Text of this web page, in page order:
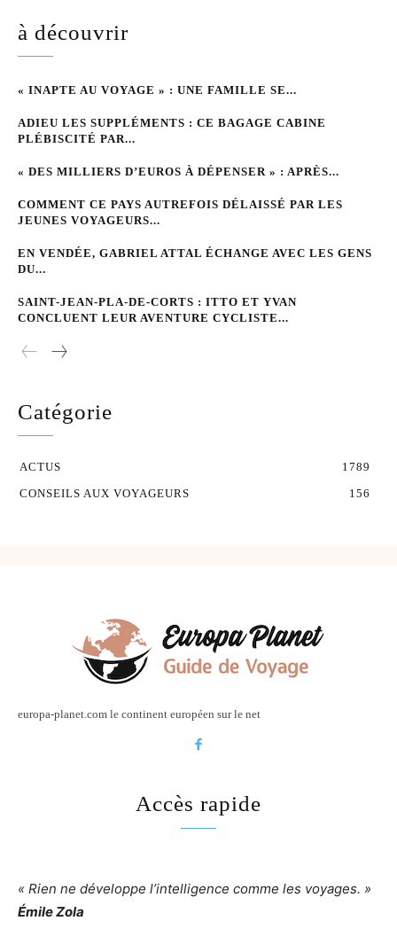
à découvrir
« INAPTE AU VOYAGE » : UNE FAMILLE SE...
ADIEU LES SUPPLÉMENTS : CE BAGAGE CABINE
PLÉBISCITÉ PAR...
« DES MILLIERS D’EUROS À DÉPENSER » : APRÈS...
COMMENT CE PAYS AUTREFOIS DÉLAISSÉ PAR LES
JEUNES VOYAGEURS...
EN VENDÉE, GABRIEL ATTAL ÉCHANGE AVEC LES GENS
DU...
SAINT-JEAN-PLA-DE-CORTS : ITTO ET YVAN
CONCLUENT LEUR AVENTURE CYCLISTE...
Catégorie
ACTUS
1789
CONSEILS AUX VOYAGEURS
156
europa-planet.com le continent européen sur le net
Accès rapide
« Rien ne développe l’intelligence comme les voyages. »
Émile Zola